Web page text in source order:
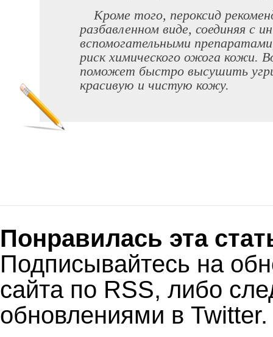
Кроме того, пероксид
разбавленном виде, соединяя с
вспомогательными
риск химического ожога кожи.
поможет быстро высушить
красивую и чистую кожу.
Понравилась эта
Подписывайтесь на
сайта по RSS, либо
обновлениями в Twitter.